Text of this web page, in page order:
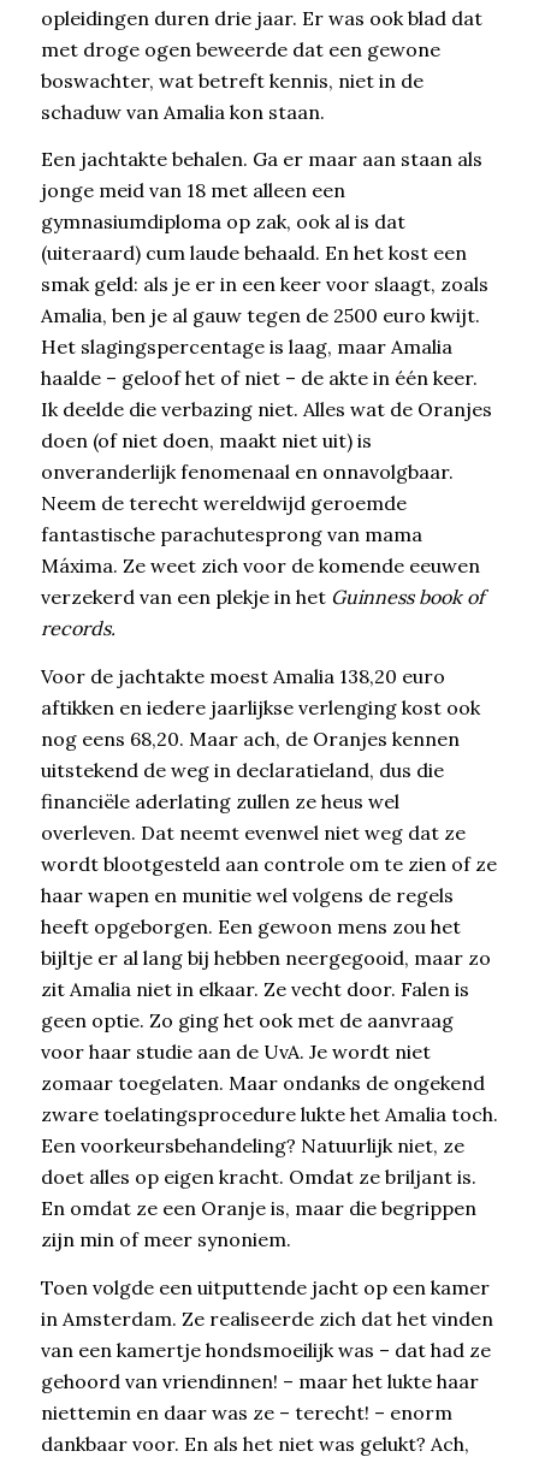
opleidingen duren drie jaar. Er was ook blad dat
met droge ogen beweerde dat een gewone
boswachter, wat betreft kennis, niet in de
schaduw van Amalia kon staan.
Een jachtakte behalen. Ga er maar aan staan als
jonge meid van 18 met alleen een
gymnasiumdiploma op zak, ook al is dat
(uiteraard) cum laude behaald. En het kost een
smak geld: als je er in een keer voor slaagt, zoals
Amalia, ben je al gauw tegen de 2500 euro kwijt.
Het slagingspercentage is laag, maar Amalia
haalde – geloof het of niet – de akte in één keer.
Ik deelde die verbazing niet. Alles wat de Oranjes
doen (of niet doen, maakt niet uit) is
onveranderlijk fenomenaal en onnavolgbaar.
Neem de terecht wereldwijd geroemde
fantastische parachutesprong van mama
Máxima. Ze weet zich voor de komende eeuwen
verzekerd van een plekje in het Guinness book of
records.
Voor de jachtakte moest Amalia 138,20 euro
aftikken en iedere jaarlijkse verlenging kost ook
nog eens 68,20. Maar ach, de Oranjes kennen
uitstekend de weg in declaratieland, dus die
financiële aderlating zullen ze heus wel
overleven. Dat neemt evenwel niet weg dat ze
wordt blootgesteld aan controle om te zien of ze
haar wapen en munitie wel volgens de regels
heeft opgeborgen. Een gewoon mens zou het
bijltje er al lang bij hebben neergegooid, maar zo
zit Amalia niet in elkaar. Ze vecht door. Falen is
geen optie. Zo ging het ook met de aanvraag
voor haar studie aan de UvA. Je wordt niet
zomaar toegelaten. Maar ondanks de ongekend
zware toelatingsprocedure lukte het Amalia toch.
Een voorkeursbehandeling? Natuurlijk niet, ze
doet alles op eigen kracht. Omdat ze briljant is.
En omdat ze een Oranje is, maar die begrippen
zijn min of meer synoniem.
Toen volgde een uitputtende jacht op een kamer
in Amsterdam. Ze realiseerde zich dat het vinden
van een kamertje hondsmoeilijk was – dat had ze
gehoord van vriendinnen! – maar het lukte haar
niettemin en daar was ze – terecht! – enorm
dankbaar voor. En als het niet was gelukt? Ach,